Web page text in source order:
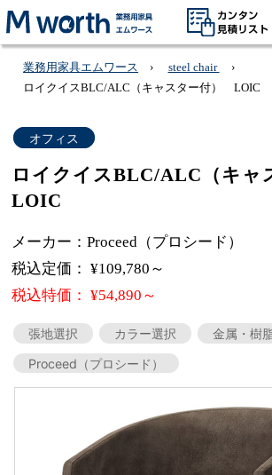
業務用家具エムワース
steel chair
ロイクイスBLC/ALC（キャスター付） LOIC
オフィス
ロイクイスBLC/ALC（キ
LOIC
メーカー：Proceed（プロシード）
税込定価： ¥109,780～
税込特価： ¥54,890～
張地選択 カラー選択
金属・樹
Proceed（プロシード）